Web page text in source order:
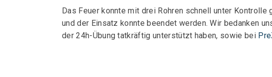
Das Feuer konnte mit drei Rohren schnell unter
und der Einsatz konnte beendet werden. Wir bedanken
der 24h-Übung tatkräftig unterstützt haben, sowie bei